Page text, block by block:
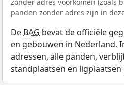
zonder adres voorkomen (zoals
panden zonder adres zijn in
De BAG bevat de officiële
en gebouwen in Nederland.
adressen, alle panden,
standplaatsen en